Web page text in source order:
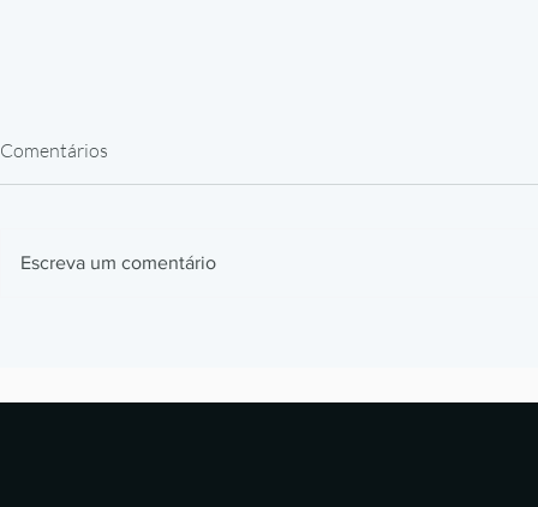
Comentários
Escreva um comentário